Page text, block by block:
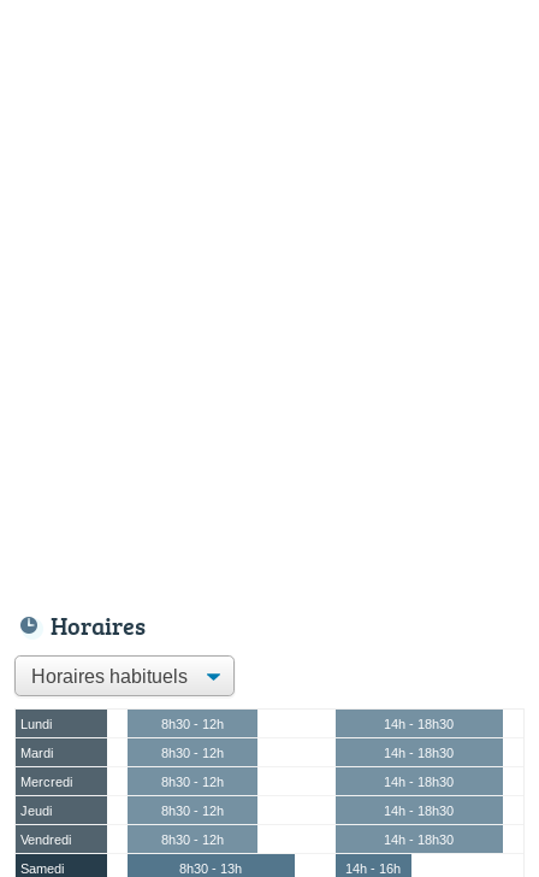
Horaires
Lundi 8h30 - 12h
14h - 18h30
Mardi
8h30 - 12h
14h - 18h30
Mercredi
8h30 - 12h
14h - 18h30
Jeudi
8h30 - 12h
14h - 18h30
Vendredi
8h30 - 12h
14h - 18h30
Samedi
8h30 - 13h
14h - 16h